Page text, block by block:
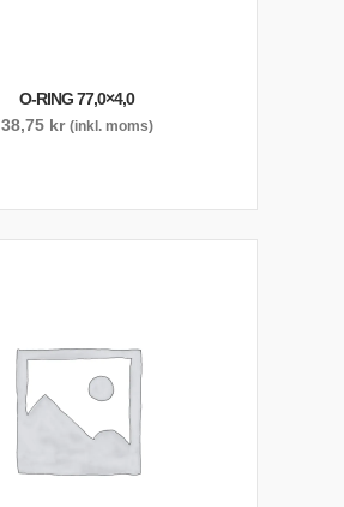
O-RING 77,0×4,0
38,75 kr (inkl. moms)